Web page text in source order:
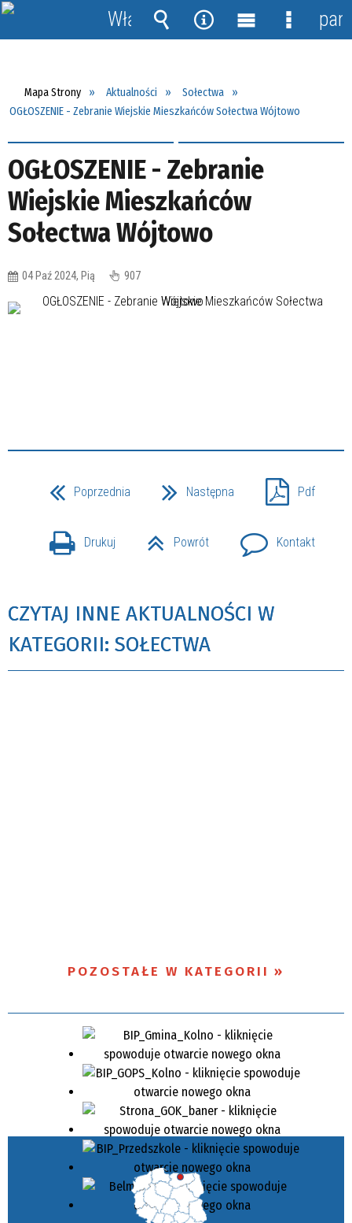
Mapa Strony Aktualności
Sołectwa
OGŁOSZENIE - Zebranie Wiejskie Mieszkańców Sołectwa Wójtowo
OGŁOSZENIE - Zebranie
Wiejskie Mieszkańców
Sołectwa Wójtowo
04 Paź 2024, Pią 907
Poprzednia Następna Pdf
Drukuj Powrót Kontakt
CZYTAJ INNE AKTUALNOŚCI W
KATEGORII: SOŁECTWA
POZOSTAŁE W KATEGORII
Włącz
powiadomienia
Wyszukiwarka
Narzędzia
MenuMenu